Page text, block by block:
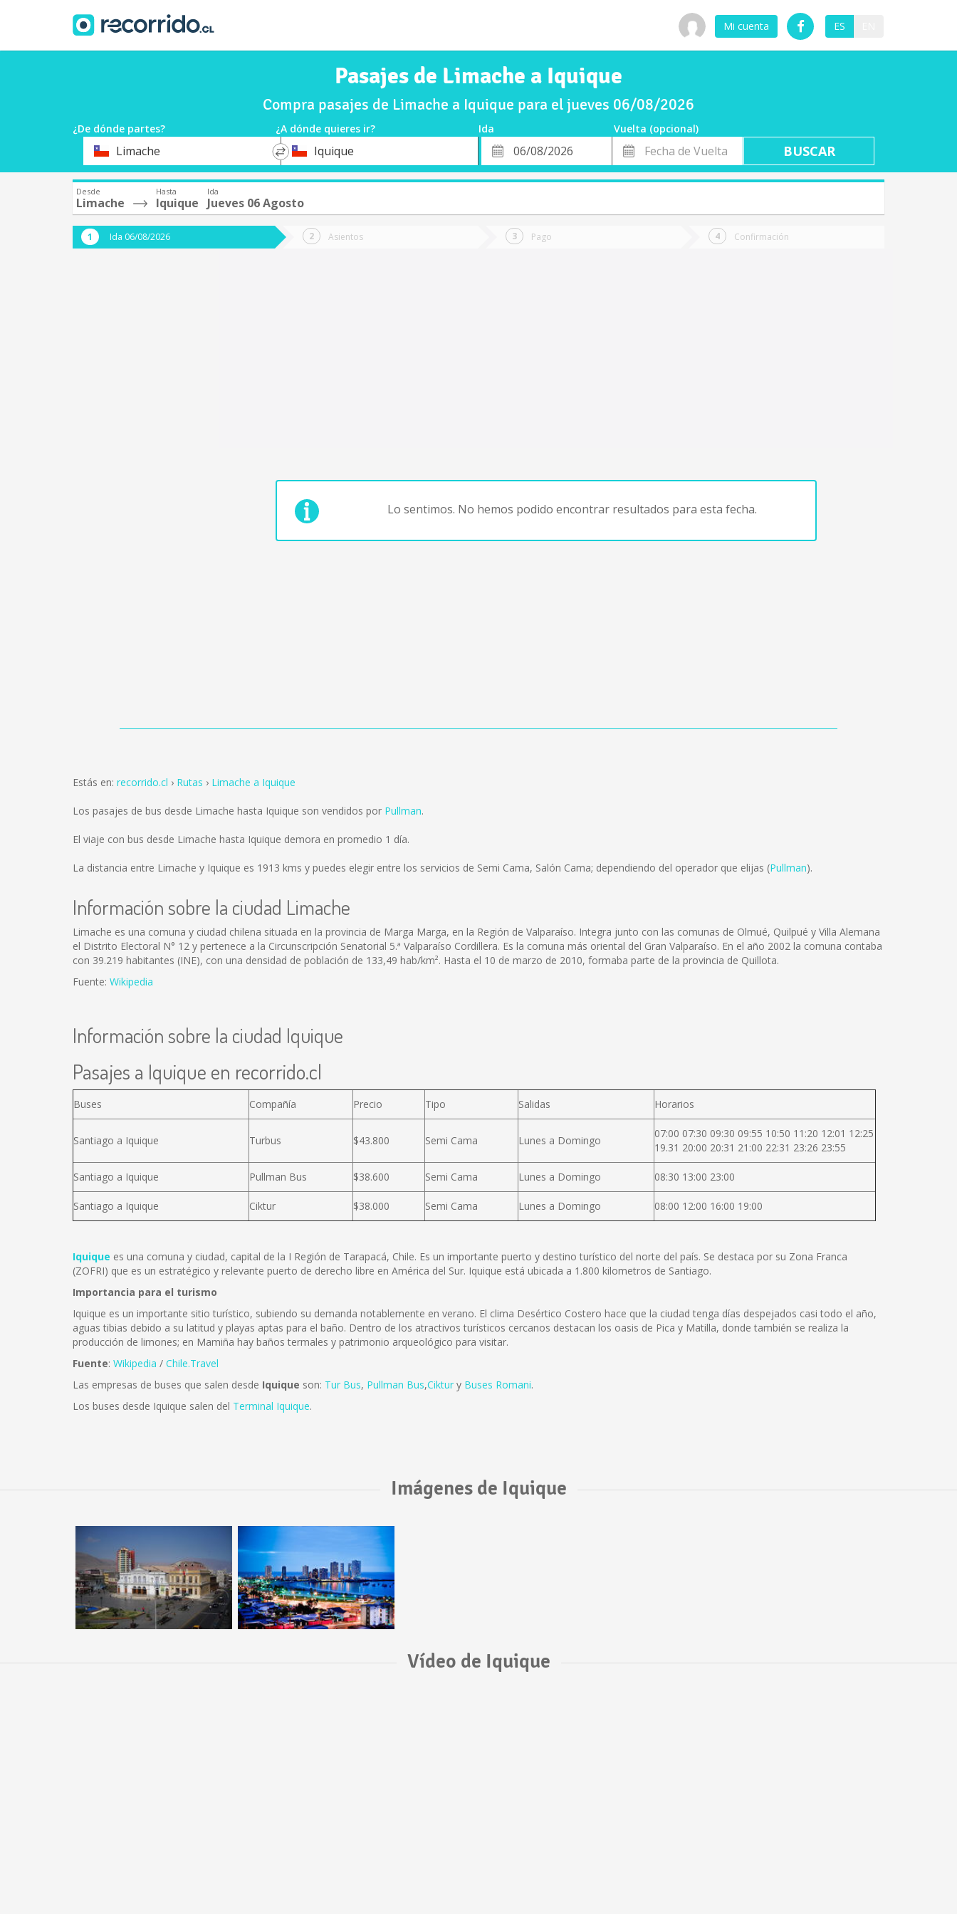
Mi cuenta ES
Pasajes de Limache a Iquique
Compra pasajes de Limache a Iquique para el jueves 06/08/2026
¿De dónde partes? ¿A dónde quieres ir? Ida
Vuelta (opcional)
OrigenLimache
*
DestinoIquique
Fecha
de
Fecha
de
Vuelta
Desde
Limache
Hasta
Iquique
Ida
Jueves 06 Agosto
Ida 06/08/2026 Asientos Pago Confirmación
Lo sentimos. No hemos podido encontrar resultados para esta fecha.
Estás en: recorrido.cl Rutas Limache a Iquique
Los pasajes de bus desde Limache hasta Iquique son vendidos por Pullman.
El viaje con bus desde Limache hasta Iquique demora en promedio 1 día.
La distancia entre Limache y Iquique es 1913 kms y puedes elegir entre los servicios de Semi Cama, Salón Cama; dependiendo del operador que elijas (Pullman).
Información sobre la ciudad Limache
Limache es una comuna y ciudad chilena situada en la provincia de Marga Marga, en la Región de Valparaíso. Integra junto con las comunas de Olmué, Quilpué y Villa Alemana
el Distrito Electoral N° 12 y pertenece a la Circunscripción Senatorial 5.ª Valparaíso Cordillera. Es la comuna más oriental del Gran Valparaíso. En el año 2002 la comuna contaba
con 39.219 habitantes (INE), con una densidad de población de 133,49 hab/km². Hasta el 10 de marzo de 2010, formaba parte de la provincia de Quillota.
Fuente: Wikipedia
Información sobre la ciudad Iquique
Pasajes a Iquique en recorrido.cl
Buses Compañía Precio Tipo Salidas Horarios
Santiago a Iquique Turbus $43.800 Semi Cama Lunes a Domingo
07:00 07:30 09:30 09:55 10:50 11:20 12:01 12:25
19.31 20:00 20:31 21:00 22:31 23:26 23:55
Santiago a Iquique Pullman Bus $38.600 Semi Cama Lunes a Domingo 08:30 13:00 23:00
Santiago a Iquique Ciktur $38.000 Semi Cama Lunes a Domingo 08:00 12:00 16:00 19:00
Iquique es una comuna y ciudad, capital de la I Región de Tarapacá, Chile. Es un importante puerto y destino turístico del norte del país. Se destaca por su Zona Franca
(ZOFRI) que es un estratégico y relevante puerto de derecho libre en América del Sur. Iquique está ubicada a 1.800 kilometros de Santiago.
Importancia para el turismo
Iquique es un importante sitio turístico, subiendo su demanda notablemente en verano. El clima Desértico Costero hace que la ciudad tenga días despejados casi todo el año,
aguas tibias debido a su latitud y playas aptas para el baño. Dentro de los atractivos turísticos cercanos destacan los oasis de Pica y Matilla, donde también se realiza la
producción de limones; en Mamiña hay baños termales y patrimonio arqueológico para visitar.
Fuente: Wikipedia / Chile.Travel
Las empresas de buses que salen desde Iquique son: Tur Bus, Pullman Bus,Ciktur y Buses Romani.
Los buses desde Iquique salen del Terminal Iquique.
Imágenes de Iquique
Vídeo de Iquique